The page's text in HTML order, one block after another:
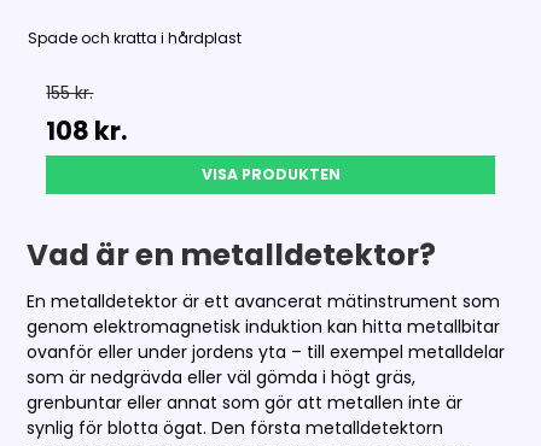
Spade och kratta i hårdplast
155 kr.
108 kr.
VISA PRODUKTEN
Vad är en metalldetektor?
En metalldetektor är ett avancerat mätinstrument som
genom elektromagnetisk induktion kan hitta metallbitar
ovanför eller under jordens yta – till exempel metalldelar
som är nedgrävda eller väl gömda i högt gräs,
grenbuntar eller annat som gör att metallen inte är
synlig för blotta ögat. Den första metalldetektorn